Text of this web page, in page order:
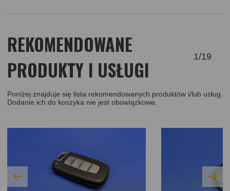
REKOMENDOWANE
PRODUKTY I USŁUGI
1/19
Poniżej znajduje się lista rekomendowanych produktów i/lub usług.
Dodanie ich do koszyka nie jest obowiązkowe.